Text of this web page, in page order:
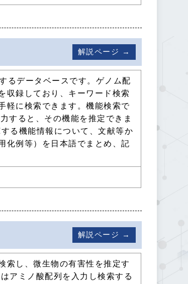
るデータベースです。ゲノム配
収録しており、キーワード検索
軽に検索できます。機能検索で
すると、その機能を推定できま
る機能情報について、文献等か
化例等）を日本語でまとめ、記
解説ページ →
索し、微生物の有害性を推定す
アミノ酸配列を入力し検索する
解説ページ →